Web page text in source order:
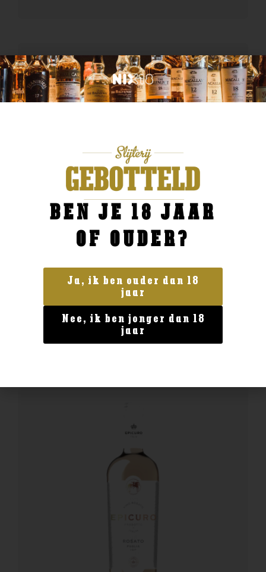
Frankrijk
Chateau Langlois Pouilly Fume
26,99
BESTELLEN
BEN JE 18 JAAR
OF OUDER?
Ja, ik ben ouder dan 18
jaar
Nee, ik ben jonger dan 18
jaar